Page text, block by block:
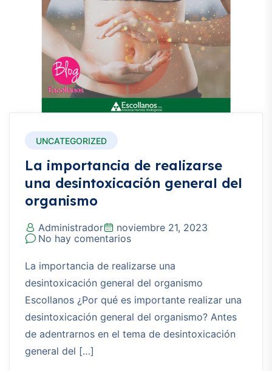
UNCATEGORIZED
La importancia de realizarse
una desintoxicación general del
organismo
Administrador
noviembre 21, 2023
No hay comentarios
La importancia de realizarse una
desintoxicación general del organismo
Escollanos ¿Por qué es importante realizar una
desintoxicación general del organismo? Antes
de adentrarnos en el tema de desintoxicación
general del […]